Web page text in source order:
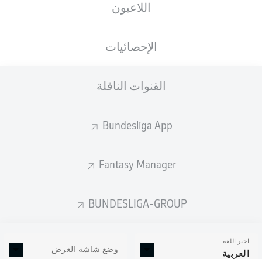
اللاعبون
الإحصائيات
القنوات الناقلة
Bundesliga App
Fantasy Manager
BUNDESLIGA-GROUP
اختر اللغة
العربية وضع شاشة العرض
إعلان